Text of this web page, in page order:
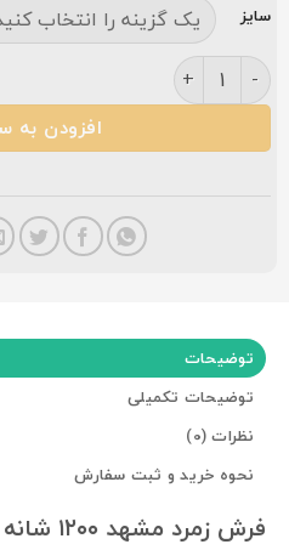
سایز
فرش زمرد مشهد ۱۲۰۰ شانه کد ۳۷۰۰۱ گلبرجسته کرمی عدد
افزودن به
توضیحات
توضیحات تکمیلی
نظرات (0)
نحوه خرید و ثبت سفارش
فرش زمرد مشهد ۱۲۰۰ شانه کد ۳۷۰۰۱ کرمی